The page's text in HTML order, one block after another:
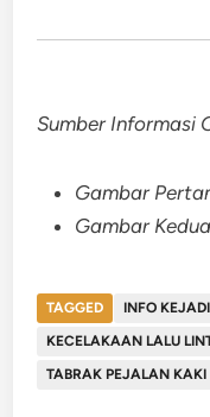
Sumber Informasi
Gambar
Gambar
TAGGED INFO
KECELAKAAN LALU
TABRAK PEJALAN